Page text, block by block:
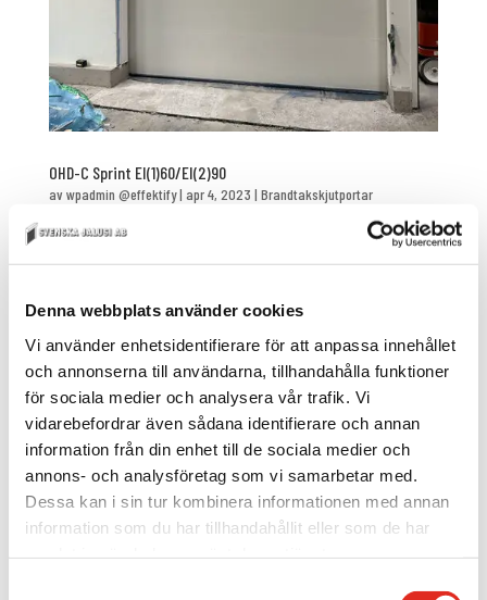
Denna webbplats använder cookies
Vi använder enhetsidentifierare för att anpassa innehållet
och annonserna till användarna, tillhandahålla funktioner
för sociala medier och analysera vår trafik. Vi
vidarebefordrar även sådana identifierare och annan
information från din enhet till de sociala medier och
annons- och analysföretag som vi samarbetar med.
Dessa kan i sin tur kombinera informationen med annan
information som du har tillhandahållit eller som de har
OHD-C Sprint EI(1)60/EI(2)90
avwpadmin @effektify| apr 4, 2023 | Brandtakskjutportar
Brandtakskjutport (sprint) OHD-C Sprint EI(1)60/EI(2)90 OHD-C Sprint
EI(1)60/EI(2)90 Brandtakskjutporten OHD-C EI(!)60/EI(2)90. Äntligen en
Brandtakskjutport som har den snabba...
Sök
Recent Posts
Recent Comments